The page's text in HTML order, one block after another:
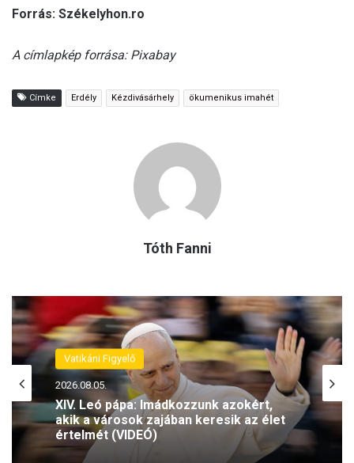
Forrás: Székelyhon.ro
A címlapkép forrása: Pixabay
Címke Erdély Kézdivásárhely ökumenikus imahét
Tóth Fanni
(H)arctér
2026.08.04.
Székely János püspök vezette a roma
holokauszt áldozataira emlékező
imaórát